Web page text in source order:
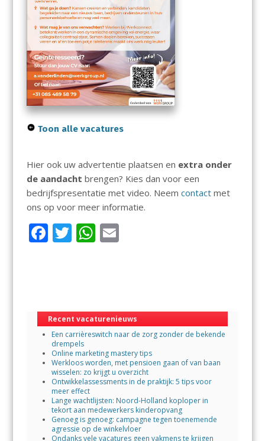
Toon alle vacatures
Hier ook uw advertentie plaatsen en extra onder
de aandacht brengen? Kies dan voor een
bedrijfspresentatie met video. Neem contactmet
ons op voor meer informatie.
F
o
o
k
T W
A
p
p
E
Recent vacaturenieuws
Een carrièreswitch naar de zorg zonder de bekende
drempels
Online marketing mastery tips
Werkloos worden, met pensioen gaan of van baan
wisselen: zo krijgt u overzicht
Ontwikkelassessments in de praktijk: 5 tips voor
meer effect
Lange wachtlijsten: Noord-Holland koploper in
tekort aan medewerkers kinderopvang
Genoeg is genoeg: campagne tegen toenemende
agressie op de winkelvloer
Ondanks vele vacatures geen vakmens te krijgen